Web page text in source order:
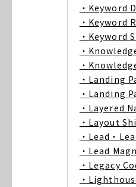
・Keyword
・Keyword
・Keyword
・
・
・Landing
・Landing
・Layered
・Layout
・Lead ・
・Lead
・Legacy
・